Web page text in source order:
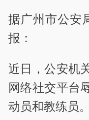
据广州市公安
报：
近日，公安机
网络社交平台
动员和教练员。